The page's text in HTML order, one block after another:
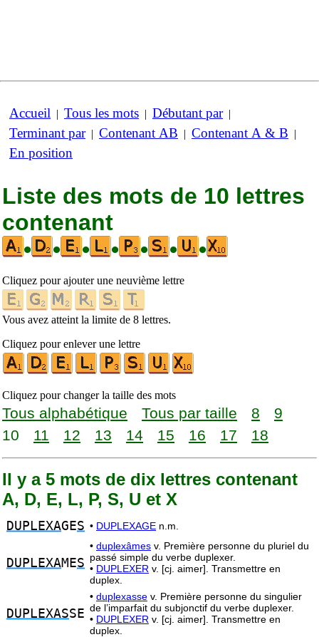
Accueil | Tous les mots | Débutant par|
Terminant par| Contenant AB | Contenant A & B |
En position
Liste des mots de 10 lettres
contenant
•
• • • • • •
Cliquez pour ajouter une neuvième lettre
Vous avez atteint la limite de 8 lettres.
Cliquez pour enlever une lettre
Cliquez pour changer la taille des mots
Tous alphabétique Tous par taille 8
9
10
11 12 13 14 15 16 17 18
Il y a 5 mots de dix lettres contenant
A, D, E, L, P, S, U et X
DUPLEXAGES • DUPLEXAGE n.m.
DUPLEXAMES
• duplexâmes v. Première personne du pluriel du
passé simple du verbe duplexer.
• DUPLEXER v. [cj. aimer]. Transmettre en
duplex.
DUPLEXASSE
• duplexasse v. Première personne du singulier
de l’imparfait du subjonctif du verbe duplexer.
• DUPLEXER v. [cj. aimer]. Transmettre en
duplex.